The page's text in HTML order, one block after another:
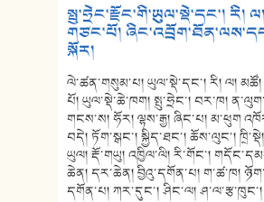
སྤུ་ཧྲེང་རྫོང་གི་ཡུལ་སྡེ་དང་། རི།
གཙང་པོ།
སྐོར།
ལེ་ཚན་གསུམ་པ། ཡུལ་སྡེ་དང་། རི། ལ།
པོ། ཡུལ་སྡེ་ཆེ་ཁག། སྤུ་ཧྲེང་། བར་ཁ།
གངས་ས། ཧོར། ལྷས་རྒྱ། ཞིང་པ། མ་ཕུག
བདེ། ཏོག་སྒང་། སྐྱིད་ཐང་། ཆོས་ལུང་།
ཡུལ། རྡོ་གཡུ། འཁྱིལ་ལི། རི་གོང་།
ཆེན། དར་ཆེན། བྱིའུ་དགོན་པ། ག་ཚ་ཁ།
དགོན་པ། ཀར་དུང་། ཤིང་ལ།